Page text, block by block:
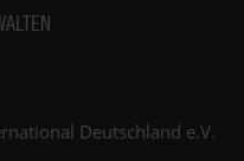
Deutschland e.V.